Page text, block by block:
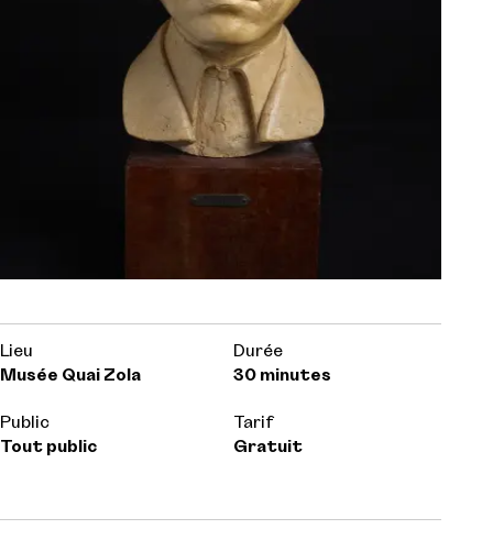
Lieu
Musée Quai Zola
Durée
30 minutes
Public
Tout public
Tarif
Gratuit